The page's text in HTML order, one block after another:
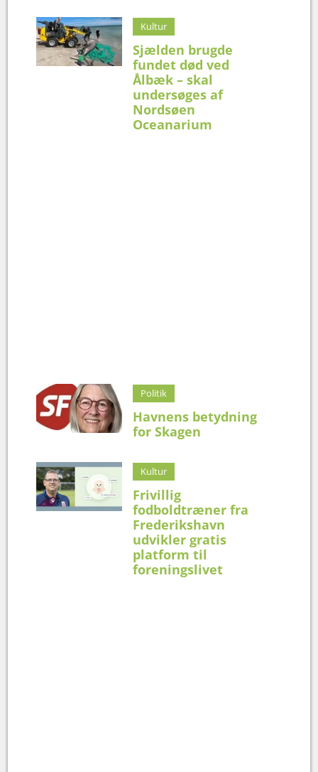
Kultur
Sjælden brugde
fundet død ved
Ålbæk – skal
undersøges af
Nordsøen
Oceanarium
Politik
Havnens betydning
for Skagen
Kultur
Frivillig
fodboldtræner fra
Frederikshavn
udvikler gratis
platform til
foreningslivet